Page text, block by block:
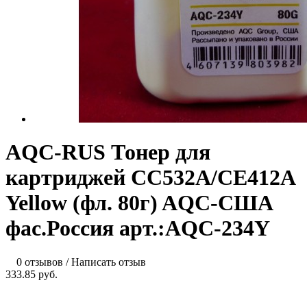
AQC-RUS Тонер для
картриджей CC532A/CE412A
Yellow (фл. 80г) AQC-США
фас.Россия арт.:AQC-234Y
0 отзывов /Написать отзыв
333.85 руб.